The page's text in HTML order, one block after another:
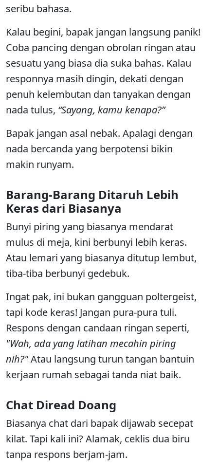
seribu bahasa.
Kalau begini, bapak jangan langsung panik!
Coba pancing dengan obrolan ringan atau
sesuatu yang biasa dia suka bahas. Kalau
responnya masih dingin, dekati dengan
penuh kelembutan dan tanyakan dengan
nada tulus, “Sayang, kamu kenapa?”
Bapak jangan asal nebak. Apalagi dengan
nada bercanda yang berpotensi bikin
makin runyam.
Barang-Barang Ditaruh Lebih
Keras dari Biasanya
Bunyi piring yang biasanya mendarat
mulus di meja, kini berbunyi lebih keras.
Atau lemari yang biasanya ditutup lembut,
tiba-tiba berbunyi gedebuk.
Ingat pak, ini bukan gangguan poltergeist,
tapi kode keras! Jangan pura-pura tuli.
Respons dengan candaan ringan seperti,
"Wah, ada yang latihan mecahin piring
nih?"Atau langsung turun tangan bantuin
kerjaan rumah sebagai tanda niat baik.
Chat Diread Doang
Biasanya chat dari bapak dijawab secepat
kilat. Tapi kali ini? Alamak, ceklis dua biru
tanpa respons berjam-jam.